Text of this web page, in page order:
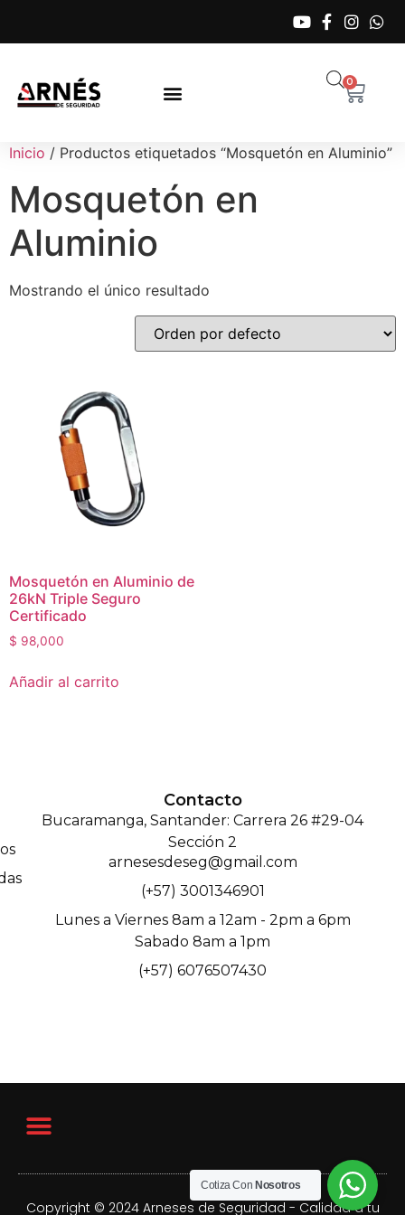
0
Inicio / Productos etiquetados “Mosquetón en Aluminio”
Mosquetón en
Aluminio
Mostrando el único resultado
Mosquetón en Aluminio de
26kN Triple Seguro
Certificado
$ 98,000
Añadir al carrito
Contacto
Bucaramanga, Santander: Carrera 26 #29-04
Sección 2
arnesesdeseg@gmail.com
(+57) 3001346901
Lunes a Viernes 8am a 12am - 2pm a 6pm
Sabado 8am a 1pm
(+57) 6076507430
Copyright © 2024 Arneses de Seguridad - Calidad a tu
Cotiza Con Nosotros